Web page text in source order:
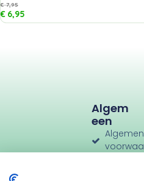
€7,95
€6,95
Algem
Een